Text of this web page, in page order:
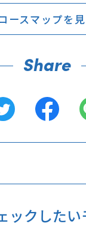
ースマップを
ックした